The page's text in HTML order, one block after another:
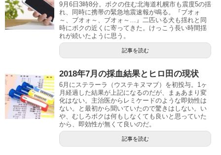
9月6日3時8分。ボクの住む北海道札幌市も震度5の揺
れ、同時に携帯の緊急地震速報が鳴る。『ブオォ
～、ブオォ～、ブオォ～…』二匹いる犬も揺れと同
時にボクの近くに寄ってきた。けっこう長い時間揺
れが続いたように思う。
記事を読む
2018年7月の採血結果とヒロ田の現状
6月にステラーラ（ウステキヌマブ）を初投与。1ヶ
月経過した結果が上記になるのだが、まぁあまり変
化はない。主治医からレミケードのような即効性は
ない。と最初から聞いていたので驚きはしない。い
や、むしろボクは何もしなくても良いと思っていた
から、即効性が無くて良いのだ。
記事を読む